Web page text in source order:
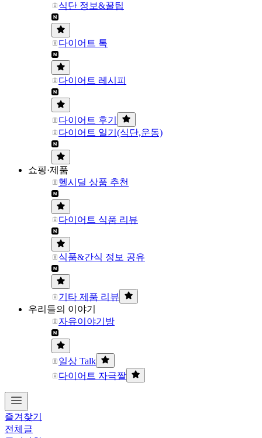
식단 정보&꿀팁
다이어트 톡
다이어트 레시피
다이어트 후기
다이어트 일기(식단,운동)
쇼핑·제품
헬시딜 상품 추천
다이어트 식품 리뷰
식품&간식 정보 공유
기타 제품 리뷰
우리들의 이야기
자유이야기방
일상 Talk
다이어트 자극짤
즐겨찾기
전체글